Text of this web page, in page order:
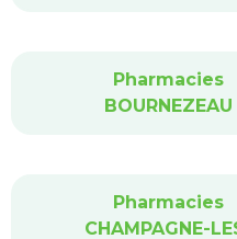
Pharmacies
BOURNEZEAU
Pharmacies
CHAMPAGNE-